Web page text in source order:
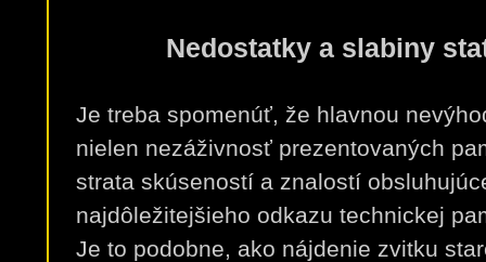
Nedostatky a slabiny
Je treba spomenúť, že hlavnou
nielen nezáživnosť prezentovaných
strata skúseností a znalostí
najdôležitejšieho odkazu technickej
Je to podobne, ako nájdenie zvitku